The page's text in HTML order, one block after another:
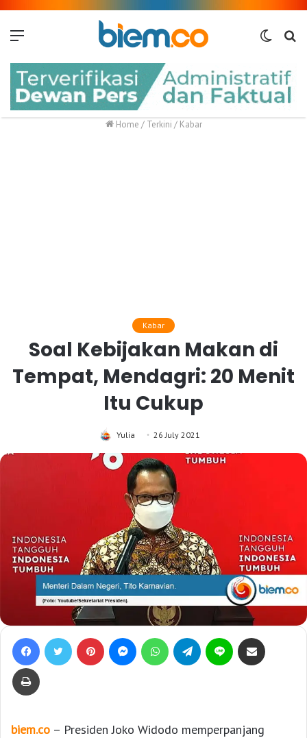
Switch
Home / Terkini / Kabar
Kabar
Soal Kebijakan Makan di
Tempat, Mendagri: 20 Menit
Itu Cukup
Yulia 26 July 2021
biem.co – Presiden Joko Widodo memperpanjang